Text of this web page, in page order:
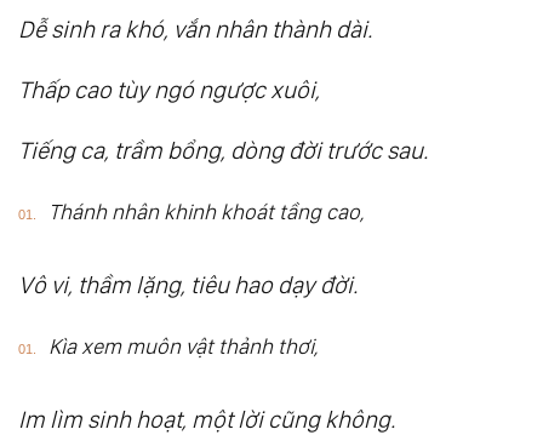
64. Đạo Đức Kinh: Chương 60. Cư Vị
66.Đạo Đức Kinh: Chương 62. Vi Đạo (Quí
Đạo)
67.
Đạo Đức Kinh: Chương 63. Tư Thủy
68.Đạo Đức Kinh: Chương 64. Thủ Vi
70.Đạo Đức Kinh: Chương 66. Hậu Kỷ
Đạo Đức Kinh: Chương 68. Phối Thiên
73.
Đạo Đức Kinh: Chương 69. Huyền Dụng
Dễ sinh ra khó, vắn nhân thành dài.
Thấp cao tùy ngó ngược xuôi,
Tiếng ca, trầm bổng, dòng đời trước sau.
Thánh nhân khinh khoát tầng cao,
Vô vi, thầm lặng, tiêu hao dạy đời.
Kìa xem muôn vật thảnh thơi,
Im lìm sinh hoạt, một lời cũng không.